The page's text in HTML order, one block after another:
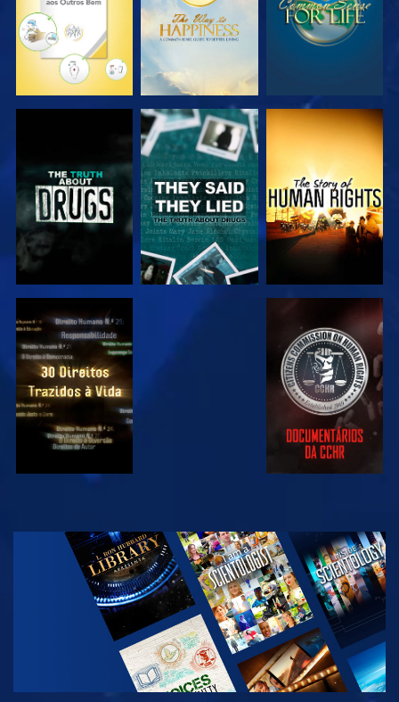
VER VER
VER VER
VER
EXPLORAR A
SÉRIE